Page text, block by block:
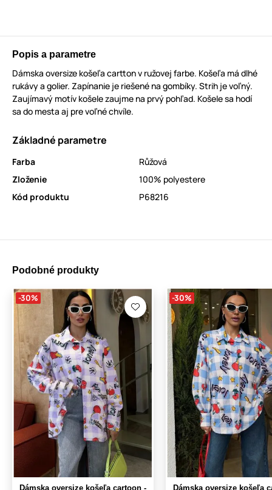
Popis a parametre
Dámska oversize košeľa cartton v ružovej farbe. Košeľa má dlhé
rukávy a golier. Zapínanie je riešené na gombíky. Strih je voľný.
Zaujímavý motív košele zaujme na prvý pohľad. Košele sa hodí
sa do mesta aj pre voľné chvíle.
Základné parametre
Farba
Růžová
Zloženie
100% polyestere
Kód produktu
P68216
Podobné produkty
-30%
Dámska oversize košeľa cartoon -
-30%
Dámska oversize košeľa